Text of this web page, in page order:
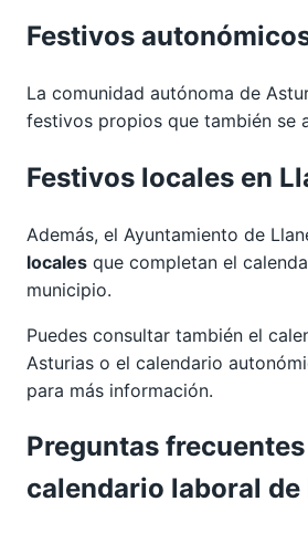
Festivos
La comunidad autónoma de
festivos propios que también se
Festivos locales en
Además, el Ayuntamiento de
locales que completan el
municipio.
Puedes consultar también el
Asturias o el calendario
para más información.
Preguntas
calendario laboral de